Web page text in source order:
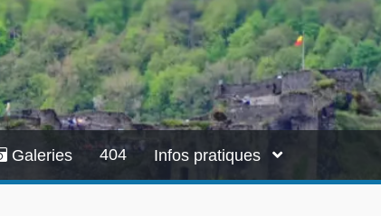
Galeries 404 Infos pratiques